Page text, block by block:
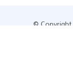
© Copyright